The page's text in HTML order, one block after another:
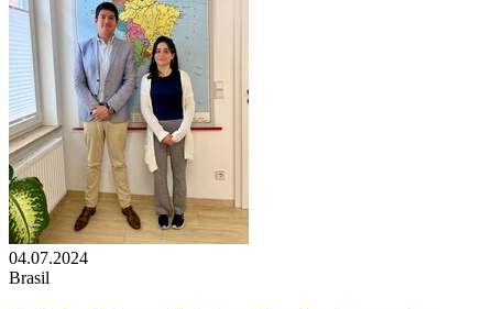
04.07.2024
Brasil